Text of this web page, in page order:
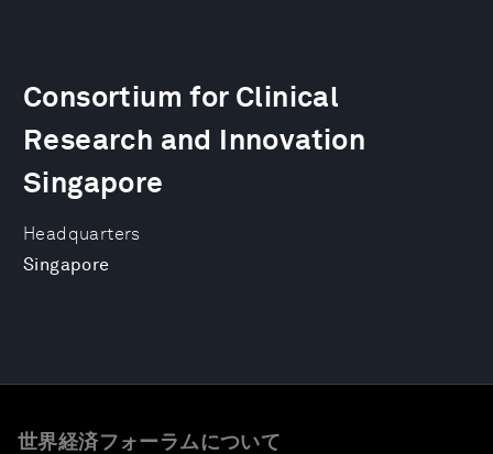
Headquarters
Singapore
Consortium for Clinical
Research and Innovation
Singapore
世界経済フォーラムについて